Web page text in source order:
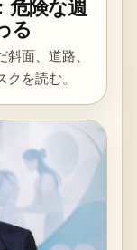
危険な週
る
面、道路、
を読む。